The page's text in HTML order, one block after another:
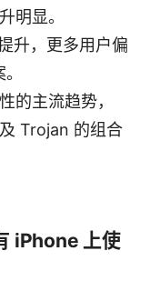
明显。
升，更多用户偏
的主流趋势，
Trojan 的组合
iPhone 上使